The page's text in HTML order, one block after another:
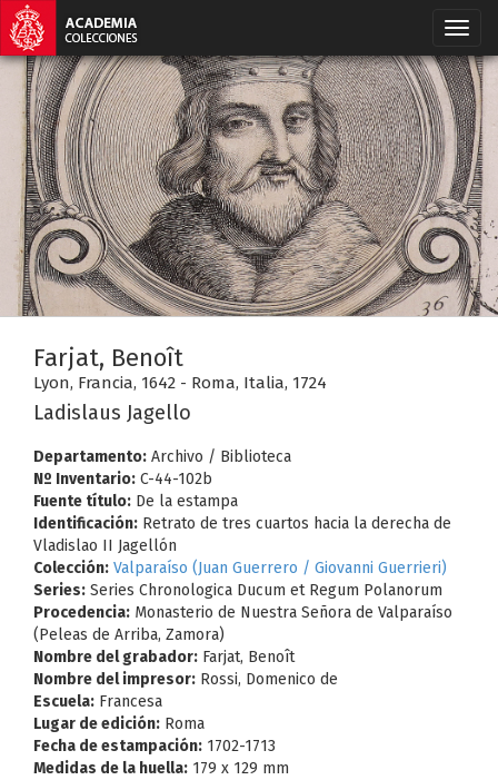
Farjat, Benoît
Lyon, Francia, 1642 - Roma, Italia, 1724
Ladislaus Jagello
Departamento: Archivo / Biblioteca
Nº Inventario: C-44-102b
Fuente título: De la estampa
Identificación: Retrato de tres cuartos hacia la derecha de
Vladislao II Jagellón
Colección: Valparaíso (Juan Guerrero / Giovanni Guerrieri)
Series: Series Chronologica Ducum et Regum Polanorum
Procedencia: Monasterio de Nuestra Señora de Valparaíso
(Peleas de Arriba, Zamora)
Nombre del grabador: Farjat, Benoît
Nombre del impresor: Rossi, Domenico de
Escuela: Francesa
Lugar de edición: Roma
Fecha de estampación: 1702-1713
Medidas de la huella: 179 x 129 mm